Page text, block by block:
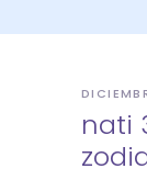
nati